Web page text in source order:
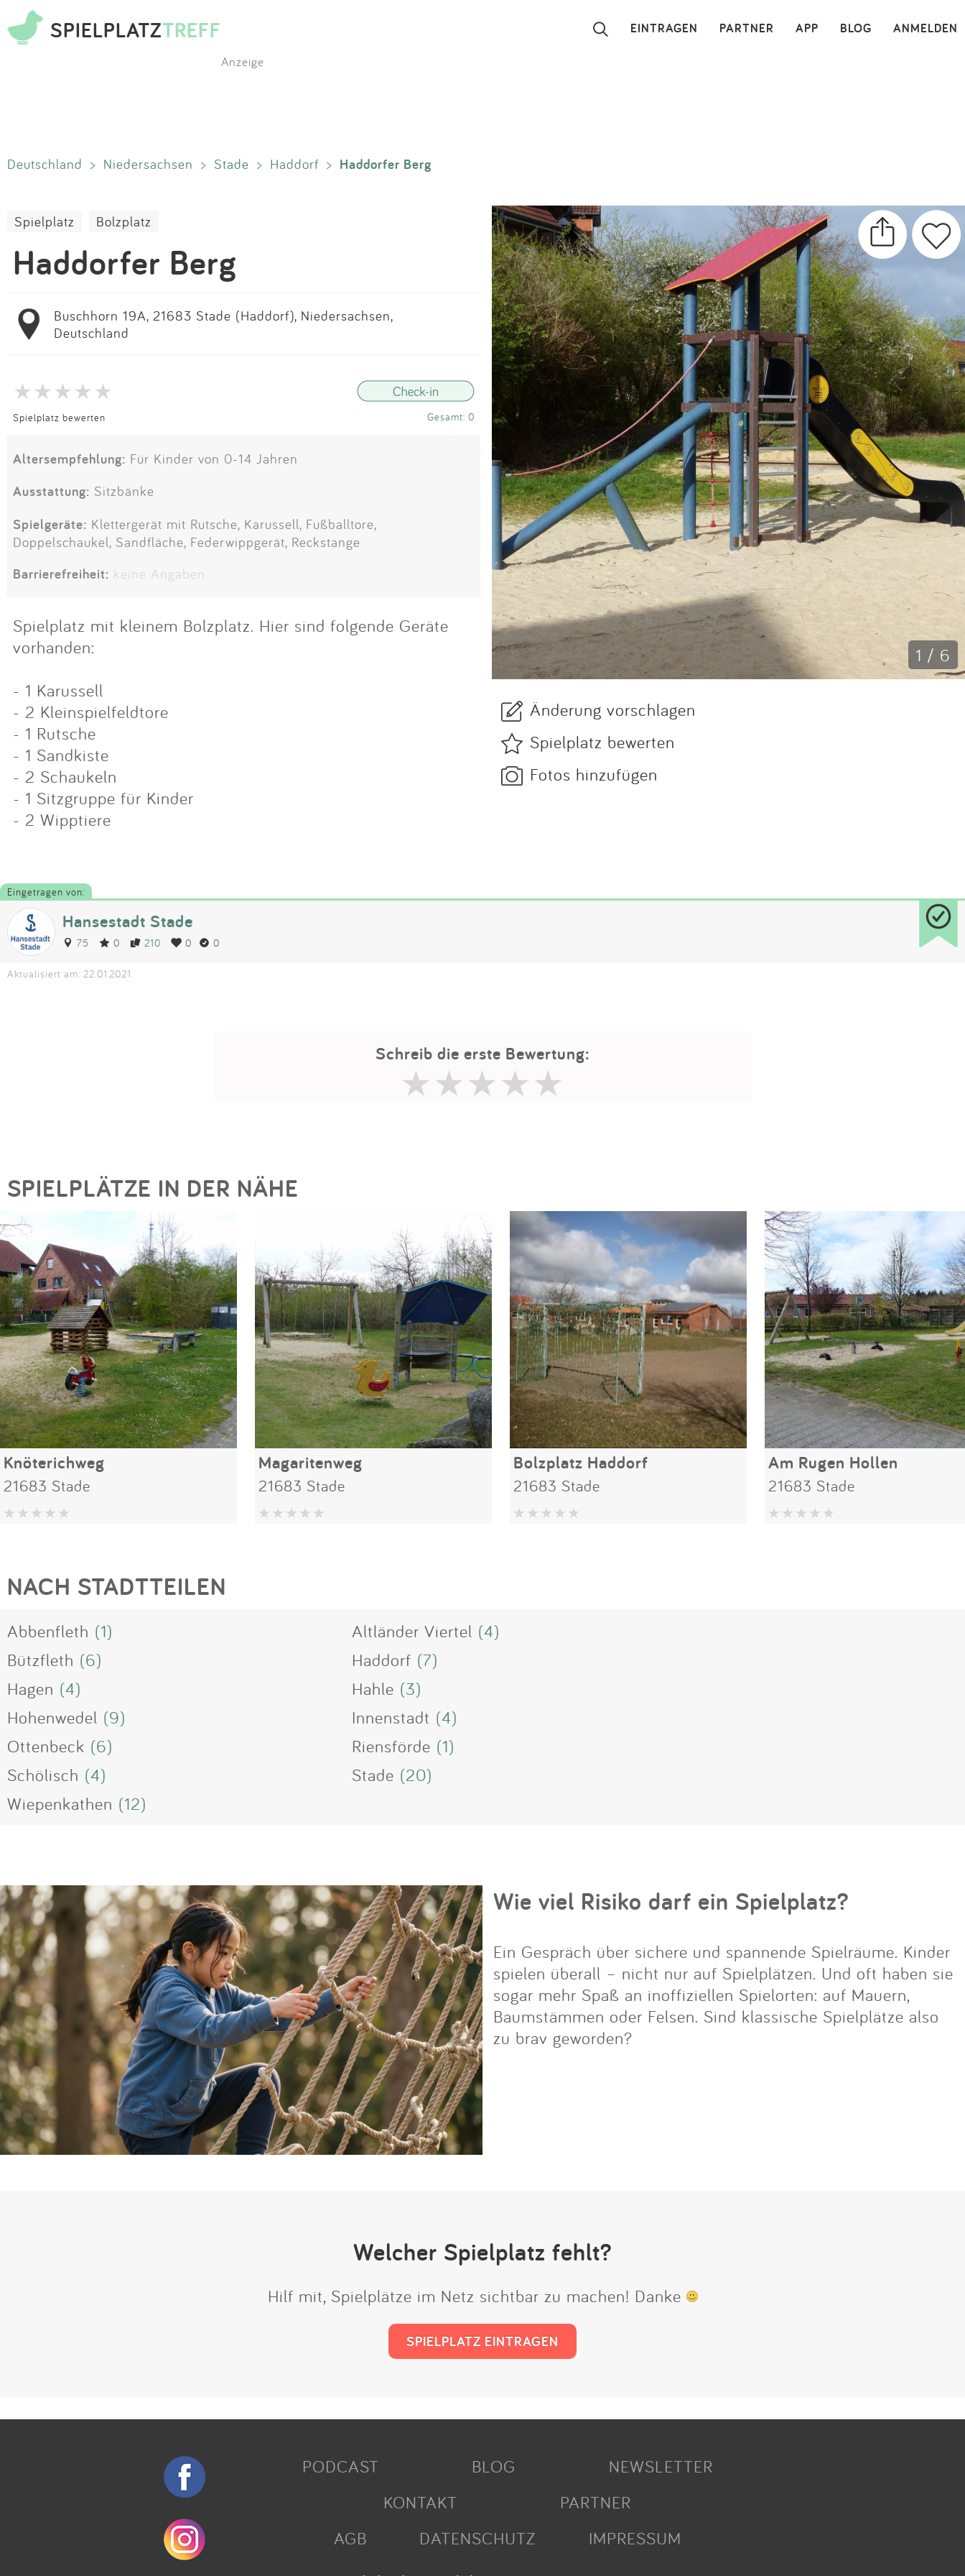
SPIELPLATZTREFF ANMELDEN
BLOG
APP
PARTNER
EINTRAGEN ×
Blog
Partner
Kontakt
Impressum
Anmelden
Anzeige
Deutschland > Niedersachsen > Stade > Haddorf > Haddorfer Berg
Spielplatz Bolzplatz
Haddorfer Berg
Buschhorn 19A, 21683 Stade (Haddorf), Niedersachsen,
Deutschland
Spielplatz bewerten Gesamt: 0
Altersempfehlung: Für Kinder von 0-14 Jahren
Ausstattung: Sitzbänke
Spielgeräte: Klettergerät mit Rutsche, Karussell, Fußballtore,
Doppelschaukel, Sandfläche, Federwippgerät, Reckstange
Barrierefreiheit: keine Angaben
Spielplatz mit kleinem Bolzplatz. Hier sind folgende Geräte
vorhanden:
- 1 Karussell
- 2 Kleinspielfeldtore
- 1 Rutsche
- 1 Sandkiste
- 2 Schaukeln
- 1 Sitzgruppe für Kinder
- 2 Wipptiere
1 / 6
Änderung vorschlagen
Spielplatz bewerten
Fotos hinzufügen
Eingetragen von:
Hansestadt Stade
75 0 210 0 0
Aktualisiert am: 22.01.2021
Schreib die erste Bewertung:
SPIELPLÄTZE IN DER NÄHE
Knöterichweg
21683 Stade
Magaritenweg
21683 Stade
Bolzplatz Haddorf
21683 Stade
Am Rugen Hollen
21683 Stade
NACH STADTTEILEN
Abbenfleth (1) Altländer Viertel (4)
Bützfleth (6) Haddorf (7)
Hagen (4) Hahle (3)
Hohenwedel (9) Innenstadt (4)
Ottenbeck (6) Riensförde (1)
Schölisch (4) Stade (20)
Wiepenkathen (12)
Wie viel Risiko darf ein Spielplatz?
Ein Gespräch über sichere und spannende Spielräume. Kinder
spielen überall – nicht nur auf Spielplätzen. Und oft haben sie
sogar mehr Spaß an inoffiziellen Spielorten: auf Mauern,
Baumstämmen oder Felsen. Sind klassische Spielplätze also
zu brav geworden?
Welcher Spielplatz fehlt?
Hilf mit, Spielplätze im Netz sichtbar zu machen! Danke
SPIELPLATZ EINTRAGEN
PODCAST BLOG
NEWSLETTER
KONTAKT
PARTNER
AGB
DATENSCHUTZ
IMPRESSUM